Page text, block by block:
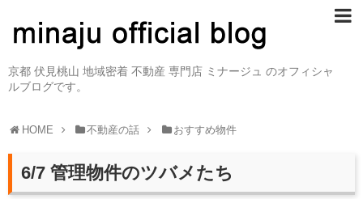
京都 伏見桃山 地域密着 不動産 専門店 ミナージュ のオフィシャ
ルブログです。
HOME 不動産の話 おすすめ物件
6/7 管理物件のツバメたち